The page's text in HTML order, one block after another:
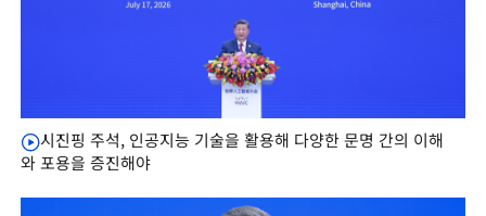
시진핑 주석, 인공지능 기술을 활용해 다양한 문명 간의 이해
와 포용을 증진해야